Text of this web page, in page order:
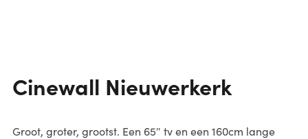
Cinewall Nieuwerkerk
Groot, groter, grootst. Een 65″ tv en een 160cm lange